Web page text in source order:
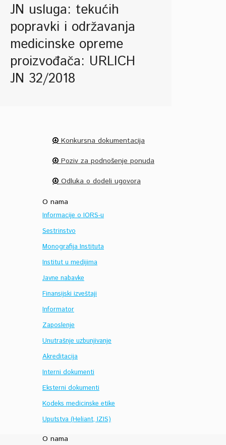
JN usluga: tekućih
popravki i održavanja
medicinske opreme
proizvođača: URLICH
JN 32/2018
Konkursna dokumentacija
Poziv za podnošenje ponuda
Odluka o dodeli ugovora
O nama
Informacije o IORS-u
Sestrinstvo
Monografija Instituta
Institut u medijima
Javne nabavke
Finansijski izveštaji
Informator
Zaposlenje
Unutrašnje uzbunjivanje
Akreditacija
Interni dokumenti
Eksterni dokumenti
Kodeks medicinske etike
Uputstva (Heliant, IZIS)
O nama